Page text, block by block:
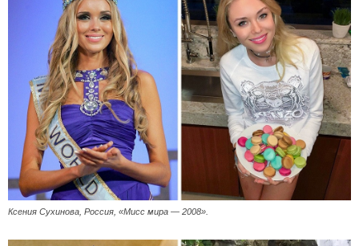
Ксения Сухинова, Россия, «Мисс мира — 2008».